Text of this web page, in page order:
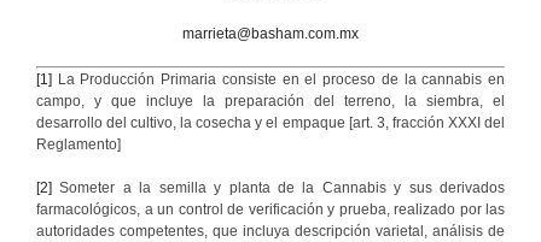
marrieta@basham.com.mx
[1] La Producción Primaria consiste en el proceso de la cannabis en
campo, y que incluye la preparación del terreno, la siembra, el
desarrollo del cultivo, la cosecha y el empaque [art. 3, fracción XXXI del
Reglamento]
[2] Someter a la semilla y planta de la Cannabis y sus derivados
farmacológicos, a un control de verificación y prueba, realizado por las
autoridades competentes, que incluya descripción varietal, análisis de